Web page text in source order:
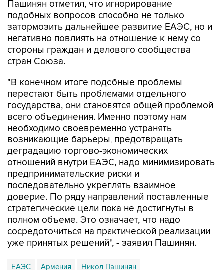
затормозить дальнейшее развитие ЕАЭС, но и
негативно повлиять на отношение к нему со
стороны граждан и делового сообщества
стран Союза.
"В конечном итоге подобные проблемы
государства, они становятся общей проблемой
всего объединения. Именно поэтому нам
необходимо своевременно устранять
возникающие барьеры, предотвращать
деградацию торгово-экономических
отношений внутри ЕАЭС, надо минимизировать
предпринимательские риски и
последовательно укреплять взаимное
доверие. По ряду направлений поставленные
стратегические цели пока не достигнуты в
полном объеме. Это означает, что надо
сосредоточиться на практической реализации
уже принятых решений", - заявил Пашинян.
ЕАЭС Армения Никол Пашинян